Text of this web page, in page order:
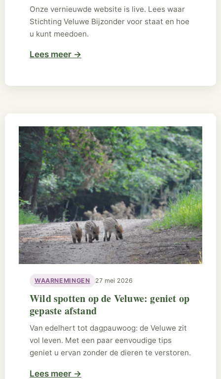
Onze vernieuwde website is live. Lees waar
Stichting Veluwe Bijzonder voor staat en hoe
u kunt meedoen.
Lees meer →
WAARNEMINGEN 27 mei 2026
Wild spotten op de Veluwe: geniet op
gepaste afstand
Van edelhert tot dagpauwoog: de Veluwe zit
vol leven. Met een paar eenvoudige tips
geniet u ervan zonder de dieren te verstoren.
Lees meer →